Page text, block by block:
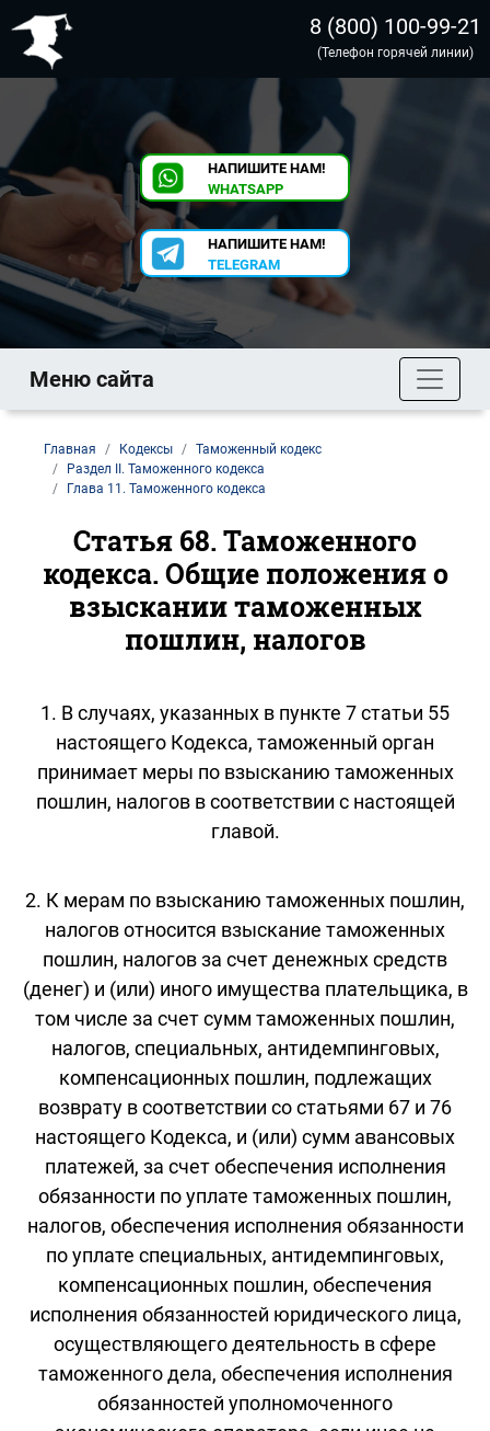
8 (800) 100-99-21
(Телефон горячей линии)
НАПИШИТЕ НАМ!
WHATSAPP
НАПИШИТЕ НАМ!
TELEGRAM
Меню сайта
Главная Кодексы
Таможенный кодекс
Раздел II. Таможенного кодекса
Глава 11. Таможенного кодекса
Статья 68. Таможенного
кодекса. Общие положения о
взыскании таможенных
пошлин, налогов
1. В случаях, указанных в пункте 7 статьи 55
настоящего Кодекса, таможенный орган
принимает меры по взысканию таможенных
пошлин, налогов в соответствии с настоящей
главой.
2. К мерам по взысканию таможенных пошлин,
налогов относится взыскание таможенных
пошлин, налогов за счет денежных средств
(денег) и (или) иного имущества плательщика, в
том числе за счет сумм таможенных пошлин,
налогов, специальных, антидемпинговых,
компенсационных пошлин, подлежащих
возврату в соответствии со статьями 67 и 76
настоящего Кодекса, и (или) сумм авансовых
платежей, за счет обеспечения исполнения
обязанности по уплате таможенных пошлин,
налогов, обеспечения исполнения обязанности
по уплате специальных, антидемпинговых,
компенсационных пошлин, обеспечения
исполнения обязанностей юридического лица,
осуществляющего деятельность в сфере
таможенного дела, обеспечения исполнения
обязанностей уполномоченного